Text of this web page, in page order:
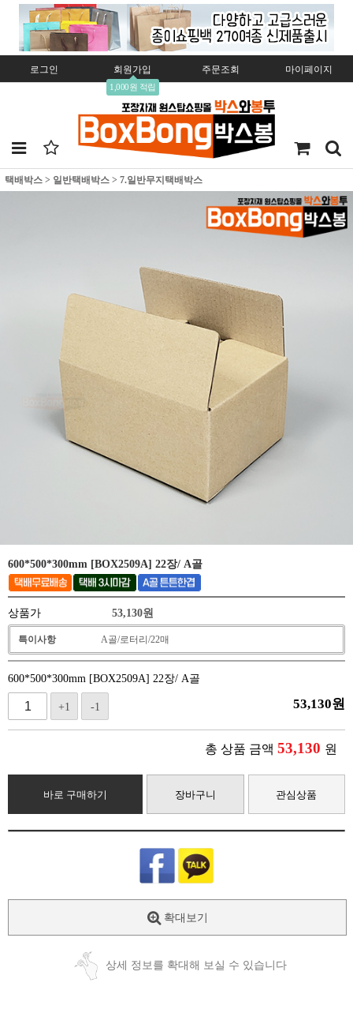
로그인 회원가입
1,000원 적립
주문조회 마이페이지
택배박스 > 일반택배박스 > 7.일반무지택배박스
600*500*300mm [BOX2509A] 22장/ A골
상품가 53,130원
특이사항 A골/로터리/22매
600*500*300mm [BOX2509A] 22장/ A골
+1 -1 53,130원
총 상품 금액 53,130 원
바로 구매하기 장바구니 관심상품
확대보기
상세 정보를 확대해 보실 수 있습니다